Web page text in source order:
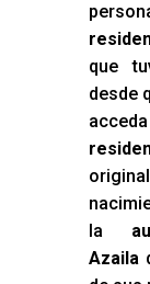
que
desde
la
Azaila